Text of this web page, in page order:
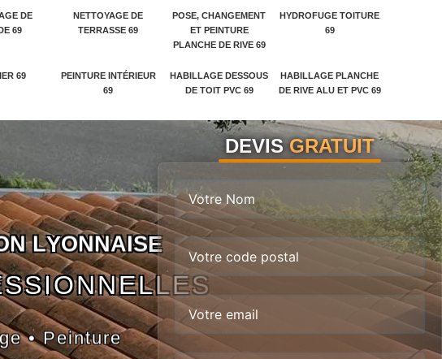
DE
69
NETTOYAGE DE
TERRASSE 69
POSE, CHANGEMENT
ET PEINTURE
PLANCHE DE RIVE 69
HYDROFUGE TOITURE
69
69
PEINTURE INTÉRIEUR
69
HABILLAGE DESSOUS
DE TOIT PVC 69
HABILLAGE PLANCHE
DE RIVE ALU ET PVC 69
N LYONNAISE
• Peinture
DEVISGRATUIT